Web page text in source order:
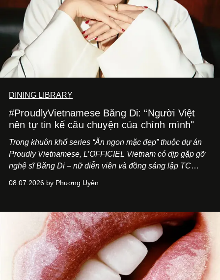
DINING LIBRARY
#ProudlyVietnamese Băng Di: “Người Việt
nên tự tin kể câu chuyện của chính mình"
Trong khuôn khổ series “Ăn ngon mặc đẹp” thuộc dự án
Proudly Vietnamese, L’OFFICIEL Vietnam có dịp gặp gỡ
nghệ sĩ Băng Di – nữ diễn viên và đồng sáng lập TC
Kitchen Bar và SALEM tại TP.HCM.
08.07.2026 by Phương Uyên